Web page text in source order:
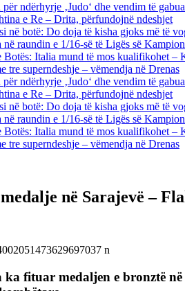
ndërhyrje ‚Judo‘ dhe vendim të
e Re – Drita, përfundojnë ndeshjet
në botë: Do doja të kisha gjoks më të
raundin e 1/16-së të Ligës së
Botës: Italia mund të mos kualifikohet –
tre superndeshje – vëmendja në Drenas
ndërhyrje ‚Judo‘ dhe vendim të
e Re – Drita, përfundojnë ndeshjet
në botë: Do doja të kisha gjoks më të
raundin e 1/16-së të Ligës së
Botës: Italia mund të mos kualifikohet –
tre superndeshje – vëmendja në Drenas
në Sarajevë –
fituar medaljen e bronztë